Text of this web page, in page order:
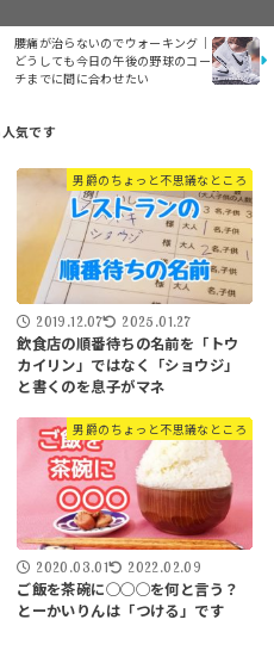
腰痛が治らないのでウォーキング｜
どうしても今日の午後の野球のコー
チまでに間に合わせたい
男爵のちょっと不思議なところ
2019.12.07 2025.01.27
飲食店の順番待ちの名前を「トウ
カイリン」ではなく「ショウジ」
と書くのを息子がマネ
男爵のちょっと不思議なところ
2020.03.01 2022.02.09
ご飯を茶碗に◯◯◯を何と言う？
とーかいりんは「つける」です